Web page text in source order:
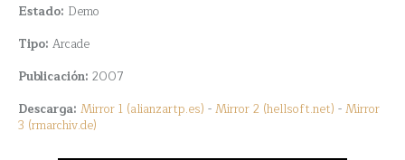
Estado: Demo
Tipo: Arcade
Publicación: 2007
Descarga: Mirror 1 (alianzartp.es) -Mirror 2 (hellsoft.net) -Mirror
3 (rmarchiv.de)